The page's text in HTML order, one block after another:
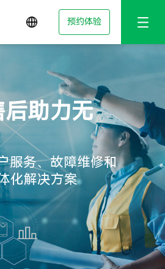
预约体验
助力无
服务、故障维修和
化解决方案